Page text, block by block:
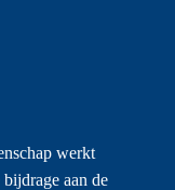
werkt
aan de